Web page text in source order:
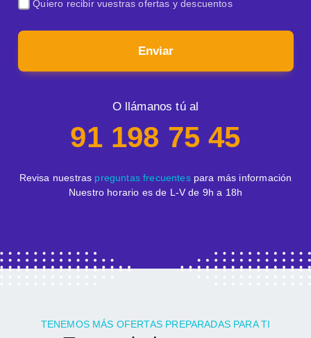
Quiero recibir vuestras ofertas y descuentos
Enviar
O llámanos tú al
91 198 75 45
Revisa nuestras preguntas frecuentespara más información
Nuestro horario es de L-V de 9h a 18h
TENEMOS MÁS OFERTAS PREPARADAS PARA TI